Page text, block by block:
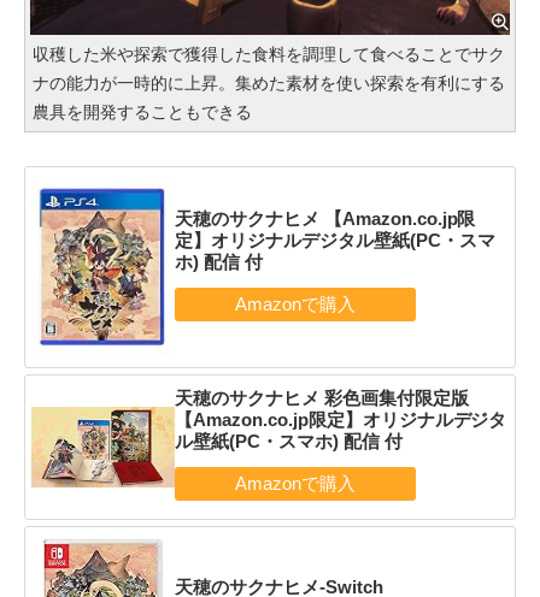
収穫した米や探索で獲得した食料を調理して食べることでサク
ナの能力が一時的に上昇。集めた素材を使い探索を有利にする
農具を開発することもできる
天穂のサクナヒメ 【Amazon.co.jp限
定】オリジナルデジタル壁紙(PC・スマ
ホ) 配信 付
天穂のサクナヒメ 彩色画集付限定版
【Amazon.co.jp限定】オリジナルデジタ
ル壁紙(PC・スマホ) 配信 付
天穂のサクナヒメ-Switch